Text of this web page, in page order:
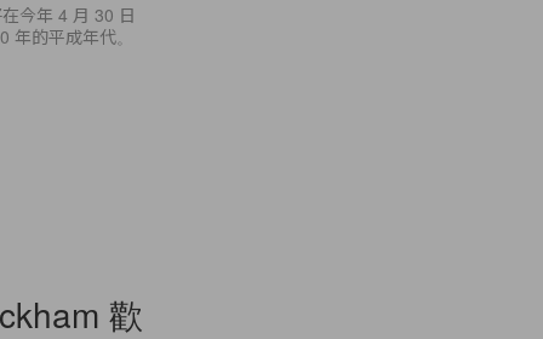
今年 4 月 30 日
的平成年代。
歡